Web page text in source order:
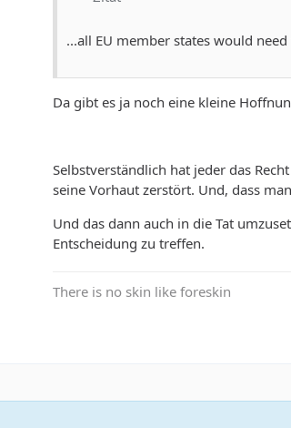
...all EU member states would
Da gibt es ja noch eine kleine
Selbstverständlich hat jeder das
seine Vorhaut zerstört. Und, dass
Und das dann auch in die Tat
Entscheidung zu treffen.
There is no skin like foreskin